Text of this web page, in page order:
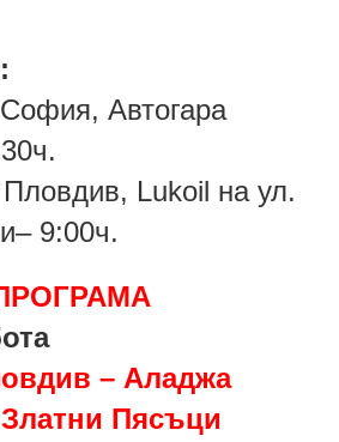
Автогара
Пловдив, Lukoil на ул.
– 9:00ч.
– Аладжа
Пясъци